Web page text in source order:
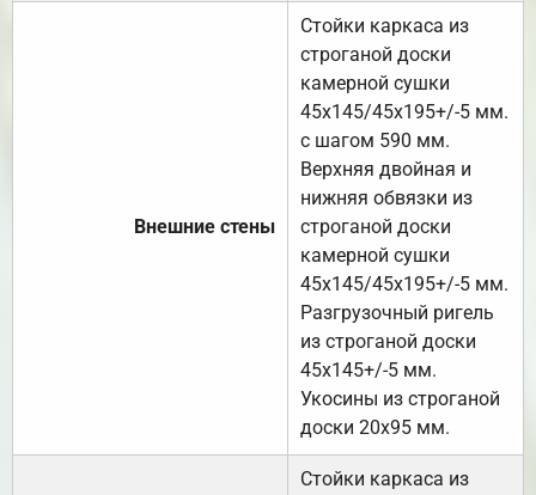
Внешние стены
Стойки каркаса из
строганой доски
камерной сушки
45х145/45х195+/-5 мм.
с шагом 590 мм.
Верхняя двойная и
нижняя обвязки из
строганой доски
камерной сушки
45х145/45х195+/-5 мм.
Разгрузочный ригель
из строганой доски
45х145+/-5 мм.
Укосины из строганой
доски 20х95 мм.
Стойки каркаса из